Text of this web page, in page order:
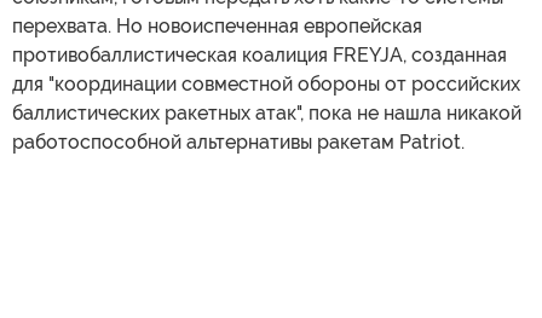
перехвата. Но новоиспеченная европейская
противобаллистическая коалиция FREYJA, созданная
для "координации совместной обороны от российских
баллистических ракетных атак", пока не нашла никакой
работоспособной альтернативы ракетам Patriot.